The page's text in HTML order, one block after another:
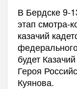
В Бердске 9-
этап смотра-
казачий
будет
Героя
Куянова.